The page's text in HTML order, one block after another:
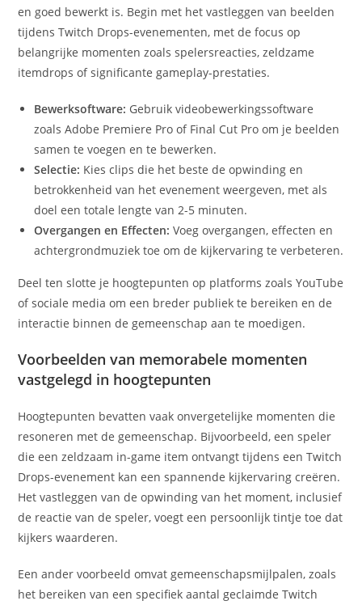
en goed bewerkt is. Begin met het vastleggen van beelden
tijdens Twitch Drops-evenementen, met de focus op
belangrijke momenten zoals spelersreacties, zeldzame
itemdrops of significante gameplay-prestaties.
Bewerksoftware: Gebruik videobewerkingssoftware
zoals Adobe Premiere Pro of Final Cut Pro om je beelden
samen te voegen en te bewerken.
Selectie: Kies clips die het beste de opwinding en
betrokkenheid van het evenement weergeven, met als
doel een totale lengte van 2-5 minuten.
Overgangen en Effecten: Voeg overgangen, effecten en
achtergrondmuziek toe om de kijkervaring te verbeteren.
Deel ten slotte je hoogtepunten op platforms zoals YouTube
of sociale media om een breder publiek te bereiken en de
interactie binnen de gemeenschap aan te moedigen.
Voorbeelden van memorabele momenten
vastgelegd in hoogtepunten
Hoogtepunten bevatten vaak onvergetelijke momenten die
resoneren met de gemeenschap. Bijvoorbeeld, een speler
die een zeldzaam in-game item ontvangt tijdens een Twitch
Drops-evenement kan een spannende kijkervaring creëren.
Het vastleggen van de opwinding van het moment, inclusief
de reactie van de speler, voegt een persoonlijk tintje toe dat
kijkers waarderen.
Een ander voorbeeld omvat gemeenschapsmijlpalen, zoals
het bereiken van een specifiek aantal geclaimde Twitch